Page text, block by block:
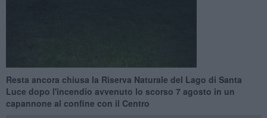
Resta ancora chiusa la Riserva Naturale del Lago di Santa
Luce dopo l'incendio avvenuto lo scorso 7 agosto in un
capannone al confine con il Centro